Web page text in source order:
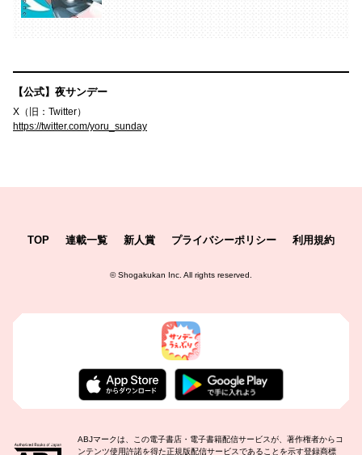
【公式】夜サンデー
X（旧：Twitter）
https://twitter.com/yoru_sunday
TOP 連載一覧 新人賞 プライバシーポリシー 利用規約
©Shogakukan Inc. All rights reserved.
ABJマークは、この電子書店・電子書籍配信サービスが、著作権者からコ
ンテンツ使用許諾を得た正規版配信サービスであることを示す登録商標